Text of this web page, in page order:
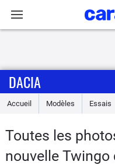
Accueil
Essais
DACIA
Accueil Modèles Essais
Toutes les
nouvelle Twingo